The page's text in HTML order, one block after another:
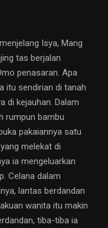
Isya, Mang
tas berjalan
penasaran. Apa
itu sendirian di tanah
di kejauhan. Dalam
rumpun bambu
pakaiannya satu
melekat di
ia mengeluarkan
Celana dalam
lantas berdandan
wanita itu makin
tiba-tiba ia